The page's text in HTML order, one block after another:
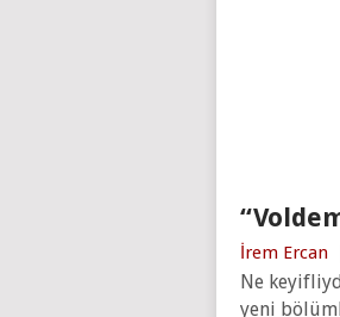
İrem Ercan
Ne
yeni